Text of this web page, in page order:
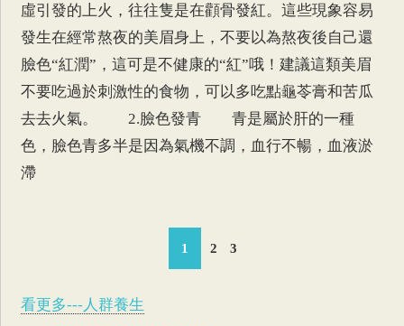
虛引發的上火，往往隻是在顴骨發紅。這些現象容易
發生在經常熬夜的美眉身上，不要以為熬夜後自己還
臉色“紅潤”，這可是不健康的“紅”哦！建議這類美眉
不要吃過於刺激性的食物，可以多吃點龜苓膏和苦瓜
去去火氣。 2.臉色發青 青是屬於肝的一種
色，臉色青多半是因為氣機不調，血行不暢，血液淤
滯
1 2 3
看更多---人群養生